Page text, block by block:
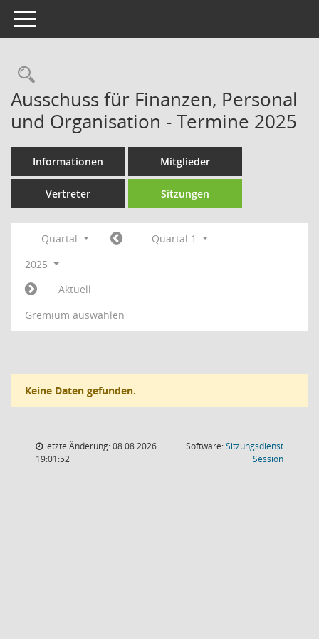
Toggle navigation
Rechercheauswahl
Ausschuss für Finanzen, Personal
und Organisation - Termine 2025
Informationen Mitglieder
Vertreter Sitzungen
Quartal
Quartal 1
2025
Aktuell
Gremium auswählen
Keine Daten gefunden.
letzte Änderung: 08.08.2026
19:01:52
Software:Sitzungsdienst
Session(Wird in